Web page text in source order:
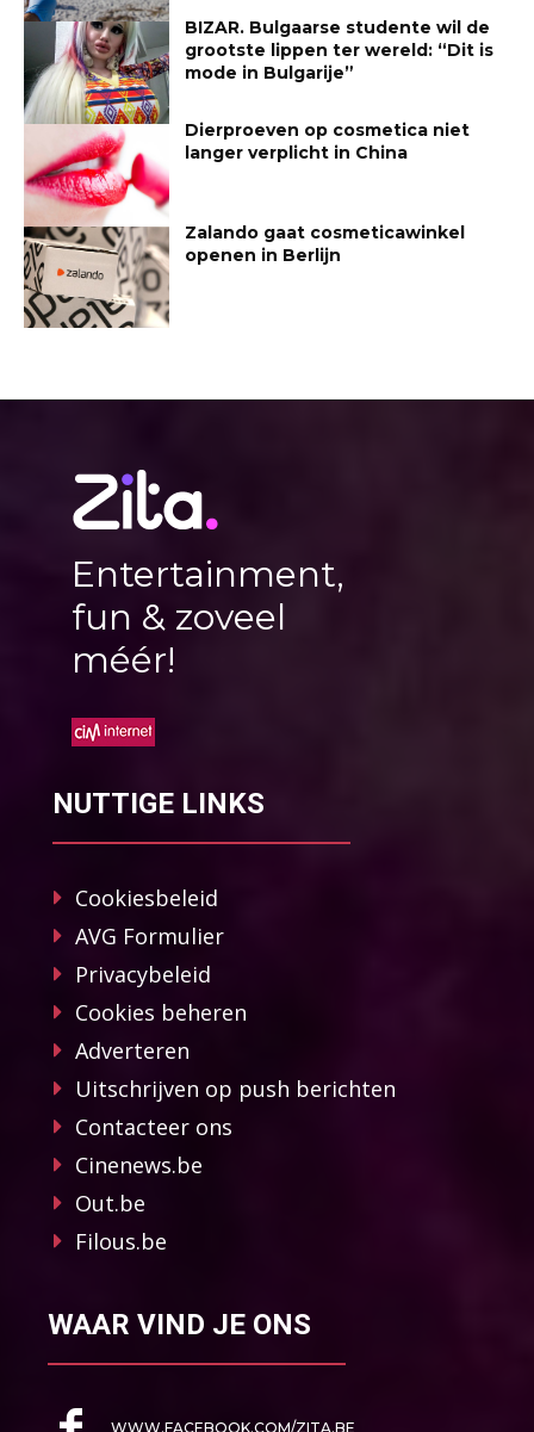
BIZAR. Bulgaarse studente wil de
grootste lippen ter wereld: “Dit is
mode in Bulgarije”
Dierproeven op cosmetica niet
langer verplicht in China
Zalando gaat cosmeticawinkel
openen in Berlijn
Entertainment,
fun & zoveel
méér!
NUTTIGE LINKS
Cookiesbeleid
AVG Formulier
Privacybeleid
Cookies beheren
Adverteren
Uitschrijven op push berichten
Contacteer ons
Cinenews.be
Out.be
Filous.be
WAAR VIND JE ONS
WWW.FACEBOOK.COM/ZITA.BE